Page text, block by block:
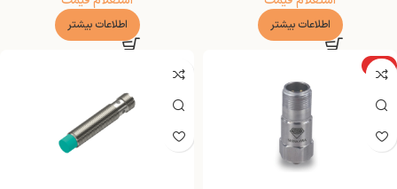
اطلاعات بیشتر اطلاعات بیشتر
ویژه